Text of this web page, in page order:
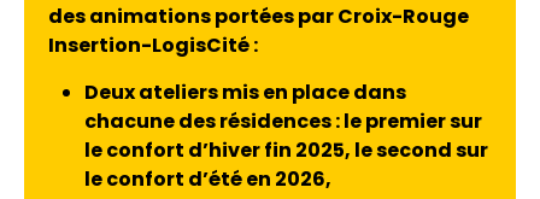
des animations portées par Croix-Rouge
Insertion-LogisCité :
Deux ateliers mis en place dans
chacune des résidences : le premier sur
le confort d’hiver fin 2025, le second sur
le confort d’été en 2026,